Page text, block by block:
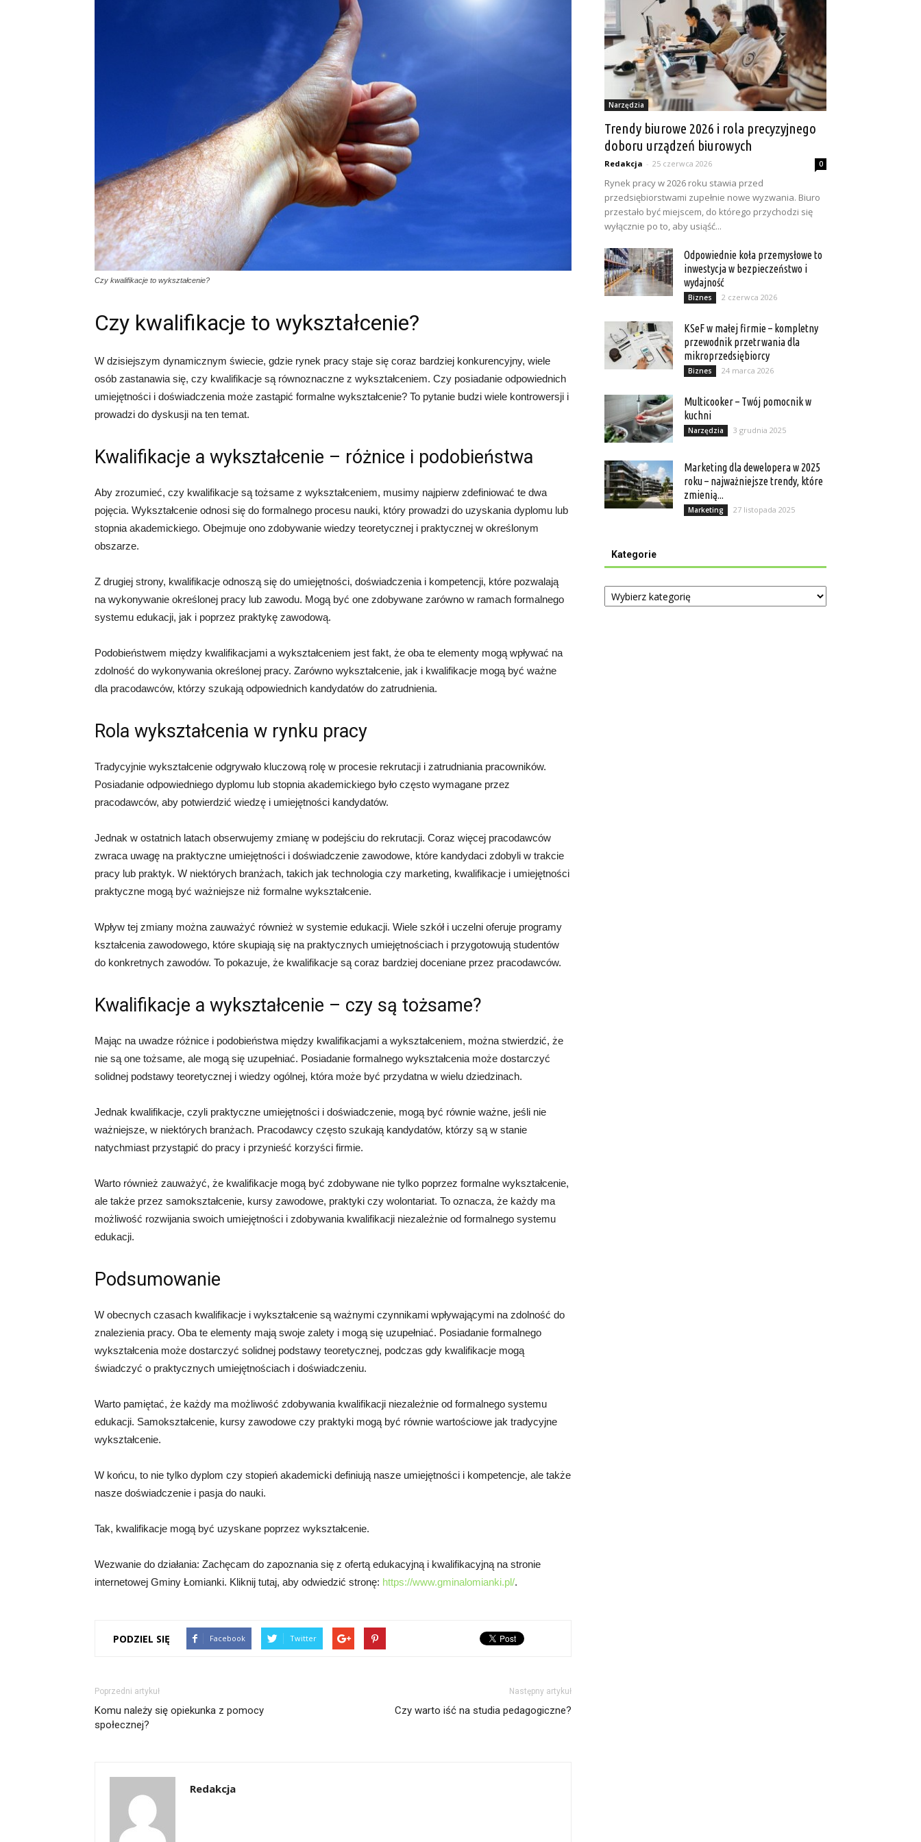
Czy kwalifikacje to wykształcenie?
Czy kwalifikacje to wykształcenie?
W dzisiejszym dynamicznym świecie, gdzie rynek pracy staje się coraz bardziej konkurencyjny, wiele
osób zastanawia się, czy kwalifikacje są równoznaczne z wykształceniem. Czy posiadanie odpowiednich
umiejętności i doświadczenia może zastąpić formalne wykształcenie? To pytanie budzi wiele kontrowersji i
prowadzi do dyskusji na ten temat.
Kwalifikacje a wykształcenie – różnice i podobieństwa
Aby zrozumieć, czy kwalifikacje są tożsame z wykształceniem, musimy najpierw zdefiniować te dwa
pojęcia. Wykształcenie odnosi się do formalnego procesu nauki, który prowadzi do uzyskania dyplomu lub
stopnia akademickiego. Obejmuje ono zdobywanie wiedzy teoretycznej i praktycznej w określonym
obszarze.
Z drugiej strony, kwalifikacje odnoszą się do umiejętności, doświadczenia i kompetencji, które pozwalają
na wykonywanie określonej pracy lub zawodu. Mogą być one zdobywane zarówno w ramach formalnego
systemu edukacji, jak i poprzez praktykę zawodową.
Podobieństwem między kwalifikacjami a wykształceniem jest fakt, że oba te elementy mogą wpływać na
zdolność do wykonywania określonej pracy. Zarówno wykształcenie, jak i kwalifikacje mogą być ważne
dla pracodawców, którzy szukają odpowiednich kandydatów do zatrudnienia.
Rola wykształcenia w rynku pracy
Tradycyjnie wykształcenie odgrywało kluczową rolę w procesie rekrutacji i zatrudniania pracowników.
Posiadanie odpowiedniego dyplomu lub stopnia akademickiego było często wymagane przez
pracodawców, aby potwierdzić wiedzę i umiejętności kandydatów.
Jednak w ostatnich latach obserwujemy zmianę w podejściu do rekrutacji. Coraz więcej pracodawców
zwraca uwagę na praktyczne umiejętności i doświadczenie zawodowe, które kandydaci zdobyli w trakcie
pracy lub praktyk. W niektórych branżach, takich jak technologia czy marketing, kwalifikacje i umiejętności
praktyczne mogą być ważniejsze niż formalne wykształcenie.
Wpływ tej zmiany można zauważyć również w systemie edukacji. Wiele szkół i uczelni oferuje programy
kształcenia zawodowego, które skupiają się na praktycznych umiejętnościach i przygotowują studentów
do konkretnych zawodów. To pokazuje, że kwalifikacje są coraz bardziej doceniane przez pracodawców.
Kwalifikacje a wykształcenie – czy są tożsame?
Mając na uwadze różnice i podobieństwa między kwalifikacjami a wykształceniem, można stwierdzić, że
nie są one tożsame, ale mogą się uzupełniać. Posiadanie formalnego wykształcenia może dostarczyć
solidnej podstawy teoretycznej i wiedzy ogólnej, która może być przydatna w wielu dziedzinach.
Jednak kwalifikacje, czyli praktyczne umiejętności i doświadczenie, mogą być równie ważne, jeśli nie
ważniejsze, w niektórych branżach. Pracodawcy często szukają kandydatów, którzy są w stanie
natychmiast przystąpić do pracy i przynieść korzyści firmie.
Warto również zauważyć, że kwalifikacje mogą być zdobywane nie tylko poprzez formalne wykształcenie,
ale także przez samokształcenie, kursy zawodowe, praktyki czy wolontariat. To oznacza, że każdy ma
możliwość rozwijania swoich umiejętności i zdobywania kwalifikacji niezależnie od formalnego systemu
edukacji.
Podsumowanie
W obecnych czasach kwalifikacje i wykształcenie są ważnymi czynnikami wpływającymi na zdolność do
znalezienia pracy. Oba te elementy mają swoje zalety i mogą się uzupełniać. Posiadanie formalnego
wykształcenia może dostarczyć solidnej podstawy teoretycznej, podczas gdy kwalifikacje mogą
świadczyć o praktycznych umiejętnościach i doświadczeniu.
Warto pamiętać, że każdy ma możliwość zdobywania kwalifikacji niezależnie od formalnego systemu
edukacji. Samokształcenie, kursy zawodowe czy praktyki mogą być równie wartościowe jak tradycyjne
wykształcenie.
W końcu, to nie tylko dyplom czy stopień akademicki definiują nasze umiejętności i kompetencje, ale także
nasze doświadczenie i pasja do nauki.
Tak, kwalifikacje mogą być uzyskane poprzez wykształcenie.
Wezwanie do działania: Zachęcam do zapoznania się z ofertą edukacyjną i kwalifikacyjną na stronie
internetowej Gminy Łomianki. Kliknij tutaj, aby odwiedzić stronę: https://www.gminalomianki.pl/.
PODZIEL SIĘ Facebook Twitter
Poprzedni artykuł
Komu należy się opiekunka z pomocy
społecznej?
Następny artykuł
Czy warto iść na studia pedagogiczne?
Redakcja
Narzędzia
Trendy biurowe 2026 i rola precyzyjnego
doboru urządzeń biurowych
Redakcja - 25 czerwca 2026 0
Rynek pracy w 2026 roku stawia przed
przedsiębiorstwami zupełnie nowe wyzwania. Biuro
przestało być miejscem, do którego przychodzi się
wyłącznie po to, aby usiąść...
Odpowiednie koła przemysłowe to
inwestycja w bezpieczeństwo i
wydajność
Biznes 2 czerwca 2026
KSeF w małej firmie – kompletny
przewodnik przetrwania dla
mikroprzedsiębiorcy
Biznes 24 marca 2026
Multicooker – Twój pomocnik w
kuchni
Narzędzia 3 grudnia 2025
Marketing dla dewelopera w 2025
roku – najważniejsze trendy, które
zmienią...
Marketing 27 listopada 2025
Kategorie
Kategorie